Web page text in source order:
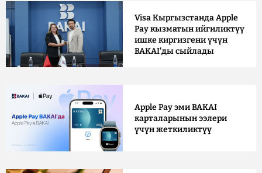
Visa Кыргызстанда Apple
Pay кызматын ийгиликтүү
ишке киргизгени үчүн
BAKAI'ды сыйлады
Apple Pay эми BAKAI
карталарынын ээлери
үчүн жеткиликтүү